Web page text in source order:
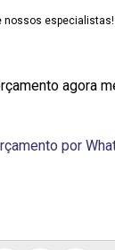
nossos especialistas!
agora
por